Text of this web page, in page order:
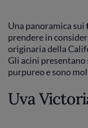
Una panoramica sui
prendere in
originaria della
Gli acini
purpureo e sono
Uva